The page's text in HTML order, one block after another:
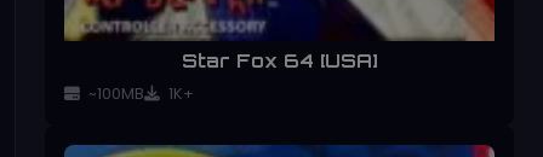
Star Fox 64 [USA]
~100MB 1K+